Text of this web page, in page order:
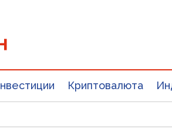
Криптовалюта